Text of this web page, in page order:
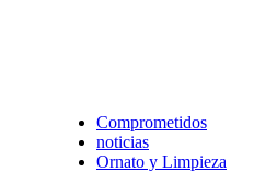
Comprometidos
noticias
Ornato y Limpieza